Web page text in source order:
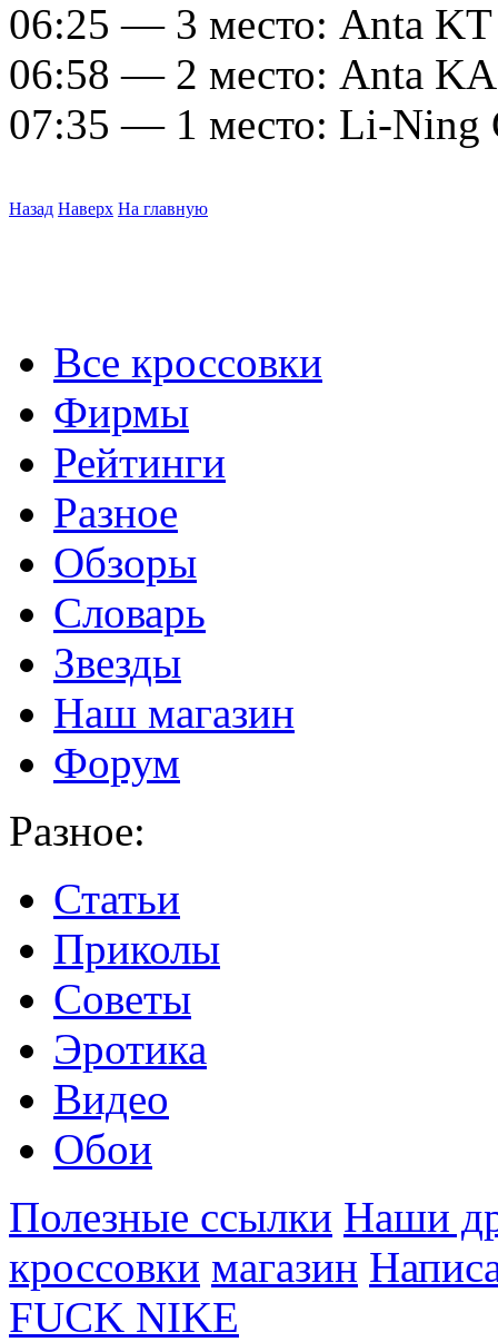
06:25 — 3 место: Anta
06:58 — 2 место: Anta
07:35 — 1 место: Li-Ning
Назад Наверх На главную
Все кроссовки
Фирмы
Рейтинги
Разное
Обзоры
Словарь
Звезды
Наш магазин
Форум
Разное:
Статьи
Приколы
Советы
Эротика
Видео
Обои
Полезные ссылки Наши
кроссовки магазин
FUCK NIKE